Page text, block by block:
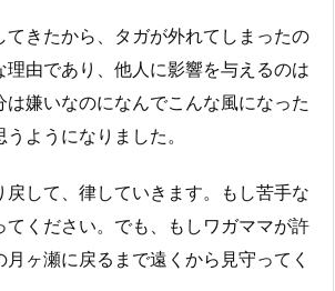
てきたから、タガが外れてしまったの
理由であり、他人に影響を与えるのは
は嫌いなのになんでこんな風になった
ようになりました。
戻して、律していきます。もし苦手な
てください。でも、もしワガママが許
ヶ瀬に戻るまで遠くから見守ってく